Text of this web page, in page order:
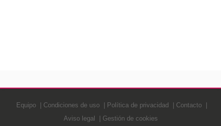
Equipo Condiciones de uso Política de privacidad
Contacto
Aviso legal
Gestión de cookies